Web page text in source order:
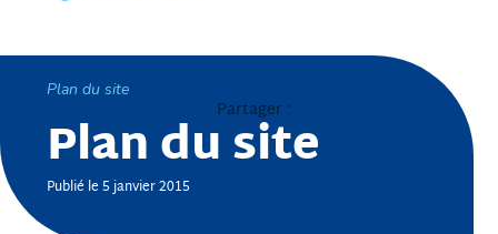
Plan du site
Plan du site
Publié le 5 janvier 2015
Partager :